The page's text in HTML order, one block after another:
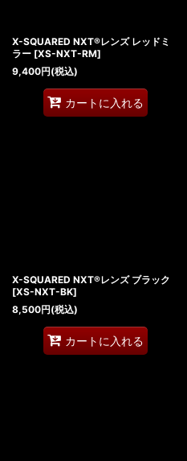
X-SQUARED NXT®レンズ レッドミ
ラー [XS-NXT-RM]
9,400円(税込)
カートに入れる
X-SQUARED NXT®レンズ ブラック
[XS-NXT-BK]
8,500円(税込)
カートに入れる